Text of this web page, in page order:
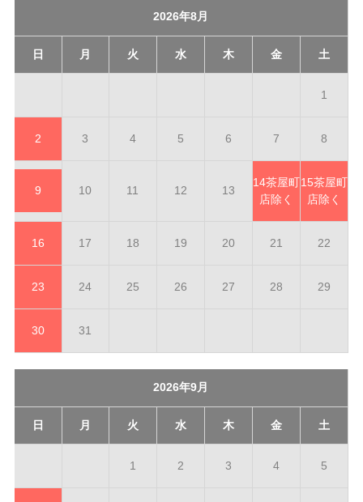
2026年8月
日 月 火 水 木 金 土
1
2 3 4 5 6 7 8
9 10 11 12 13
14茶屋町
店除く
15茶屋町
店除く
16 17 18 19 20 21 22
23 24 25 26 27 28 29
30 31
2026年9月
日 月 火 水 木 金 土
1 2 3 4 5